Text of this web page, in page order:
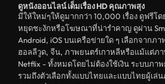
ดูหนังอีโรติก R18+ erotic
บู๊
หนังฝรั่ง
ดูหนังสารคดี Documentary
ดูหนังออนไลน์ เต็มเรื่อง HD คุณภาพสุง
มีให้ใหม่ๆให้ดูมากกว่า 10,000 เรื่อง ดูฟรีโ
หยุดชะงักหรือโฆษณาที่น่ารำคาญ ดูผ่าน
Android, iOS บนเครือข่ายใด ๆ เลือกจากภ
ฮอลลีวูด, จีน, ภาพยนตร์เกาหลีหรือแม้แต่ภ
Netflix - ทั้งหมดโดยไม่ต้องใช้เงิน ระบบภาพ
รวมถึงตัวเลือกทั้งแบบไทยและแบบไทยผู้เล่